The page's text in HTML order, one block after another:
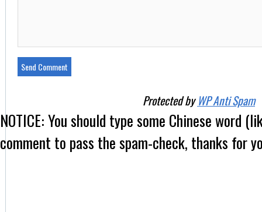
Protected byWP Anti Spam
NOTICE:You should type some Chinese word
comment to pass the spam-check, thanks for